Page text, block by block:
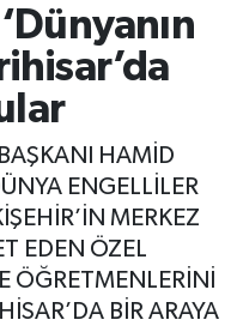
HAMİD
ENGELLİLER
MERKEZ
EDEN ÖZEL
ÖĞRETMENLERİNİ
BİR ARAYA